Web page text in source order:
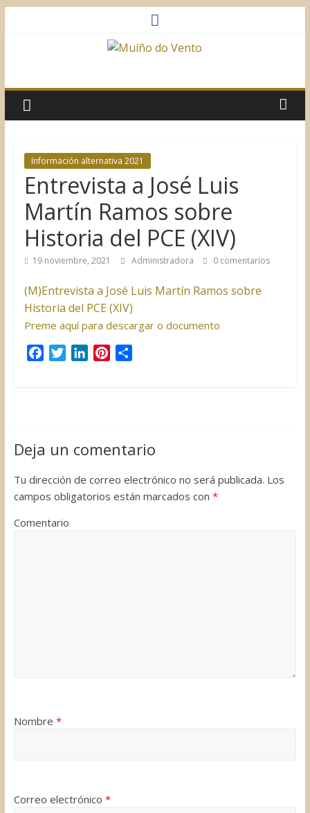
do
Vento
Asociación
Sociocultural
Información alternativa 2021
Entrevista a José Luis
Martín Ramos sobre
Historia del PCE (XIV)
19 noviembre, 2021 Administradora 0 comentarios
(M)Entrevista a José Luis Martín Ramos sobre
Historia del PCE (XIV)
Preme aquí para descargar o documento
o
r
I
e
t
t
r
Deja un comentario
Tu dirección de correo electrónico no será publicada. Los
campos obligatorios están marcados con *
Comentario
Nombre *
Correo electrónico *